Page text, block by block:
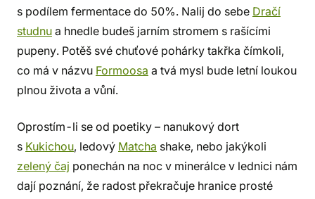
s podílem fermentace do 50%. Nalij do sebe Dračí
studnu a hnedle budeš jarním stromem s rašícími
pupeny. Potěš své chuťové pohárky takřka čímkoli,
co má v názvu Formoosa a tvá mysl bude letní loukou
plnou života a vůní.
Oprostím-li se od poetiky – nanukový dort
s Kukichou, ledový Matcha shake, nebo jakýkoli
zelený čaj ponechán na noc v minerálce v lednici nám
dají poznání, že radost překračuje hranice prosté